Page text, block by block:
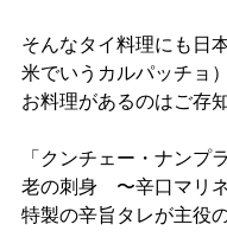
そんなタイ料理にも日
米でいうカルパッチョ
お料理があるのはご存
「クンチェー・ナンプ
老の刺身　〜辛口マリ
特製の辛旨タレが主役